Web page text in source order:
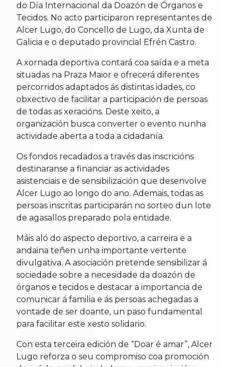
do Día Internacional da Doazón de Órganos e
Tecidos. No acto participaron representantes de
Alcer Lugo, do Concello de Lugo, da Xunta de
Galicia e o deputado provincial Efrén Castro.
A xornada deportiva contará coa saída e a meta
situadas na Praza Maior e ofrecerá diferentes
percorridos adaptados ás distintas idades, co
obxectivo de facilitar a participación de persoas
de todas as xeracións. Deste xeito, a
organización busca converter o evento nunha
actividade aberta a toda a cidadanía.
Os fondos recadados a través das inscricións
destinaranse a financiar as actividades
asistenciais e de sensibilización que desenvolve
Alcer Lugo ao longo do ano. Ademais, todas as
persoas inscritas participarán no sorteo dun lote
de agasallos preparado pola entidade.
Máis aló do aspecto deportivo, a carreira e a
andaina teñen unha importante vertente
divulgativa. A asociación pretende sensibilizar á
sociedade sobre a necesidade da doazón de
órganos e tecidos e destacar a importancia de
comunicar á familia e ás persoas achegadas a
vontade de ser doante, un paso fundamental
para facilitar este xesto solidario.
Con esta terceira edición de “Doar é amar”, Alcer
Lugo reforza o seu compromiso coa promoción